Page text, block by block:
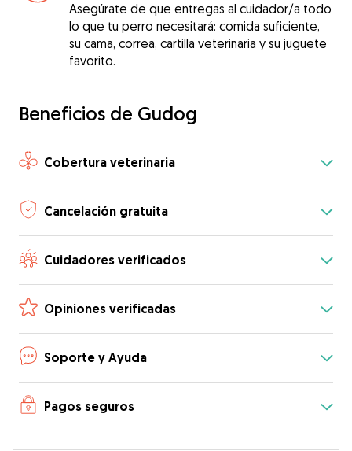
Asegúrate de que entregas al cuidador/a todo
lo que tu perro necesitará: comida suficiente,
su cama, correa, cartilla veterinaria y su juguete
favorito.
Beneficios de Gudog
Cobertura veterinaria
Cancelación gratuita
Cuidadores verificados
Opiniones verificadas
Soporte y Ayuda
Pagos seguros